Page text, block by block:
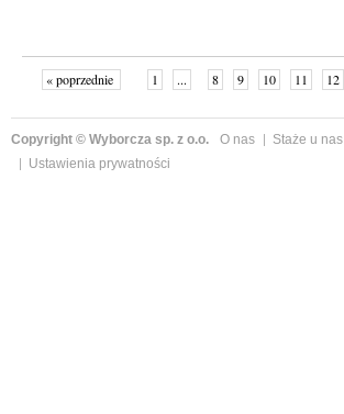
« poprzednie 1 ... 8 9 10 11 12
Copyright © Wyborcza sp. z o.o. O nas Staże u nas
Ustawienia prywatności